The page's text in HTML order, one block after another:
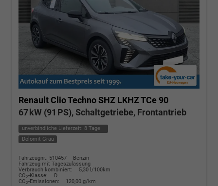
Renault ClioTechno SHZ LKHZ TCe 90
67 kW (91 PS), Schaltgetriebe, Frontantrieb
unverbindliche Lieferzeit: 8 Tage
Dolomit-Grau
Fahrzeugnr.: 510457
Benzin
Fahrzeug mit Tageszulassung
Verbrauch kombiniert:
5,30 l/100km
CO2-Klasse:
D
CO2-Emissionen: 120,00 g/km